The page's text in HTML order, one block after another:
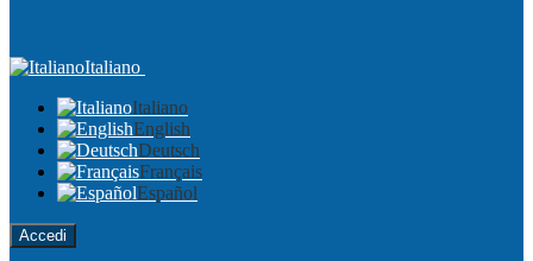
Italiano
Italiano
English
Deutsch
Français
Español
Accedi